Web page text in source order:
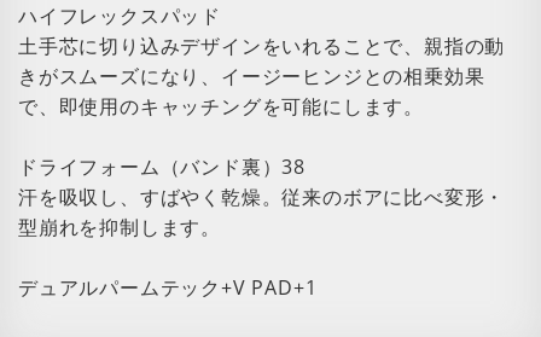
ハイフレックスパッド
土手芯に切り込みデザインをいれることで、親指の動
きがスムーズになり、イージーヒンジとの相乗効果
で、即使用のキャッチングを可能にします。
ドライフォーム（バンド裏）38
汗を吸収し、すばやく乾燥。従来のボアに比べ変形・
型崩れを抑制します。
デュアルパームテック+V PAD+1